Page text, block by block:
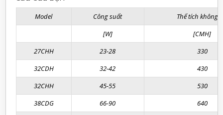
Model Công suất
Thể tích không
[W]
[CMH]
27CHH
23-28
330
32CDH
32-42
430
32CHH
45-55
530
38CDG
66-90
640